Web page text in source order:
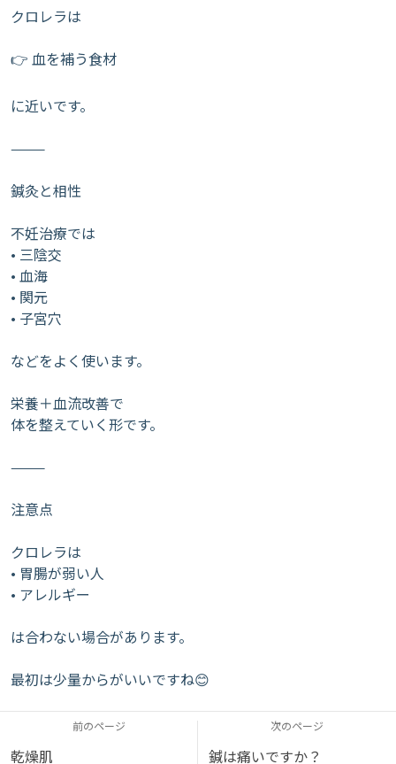
クロレラは
👉 血を補う食材
に近いです。
⸻
鍼灸と相性
不妊治療では
• 三陰交
• 血海
• 関元
• 子宮穴
などをよく使います。
栄養＋血流改善で
体を整えていく形です。
⸻
注意点
クロレラは
• 胃腸が弱い人
• アレルギー
は合わない場合があります。
最初は少量からがいいですね😊
前のページ
乾燥肌
次のページ
鍼は痛いですか？